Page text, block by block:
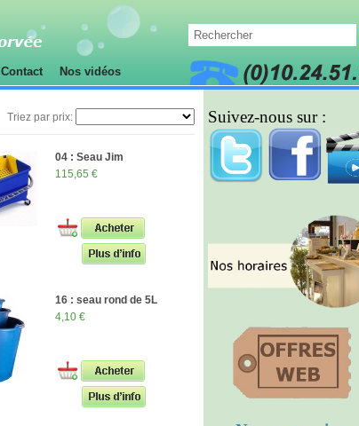
Contact Nos vidéos
Triez par prix:
04 : Seau Jim
115,65 €
16 : seau rond de 5L
4,10 €
Suivez-nous sur :